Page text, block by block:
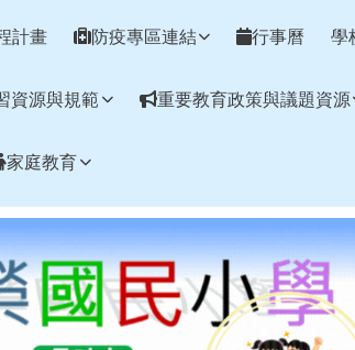
計畫 防疫專區連結 行事曆 學
資源與規範 重要教育政策與議題資源
家庭教育